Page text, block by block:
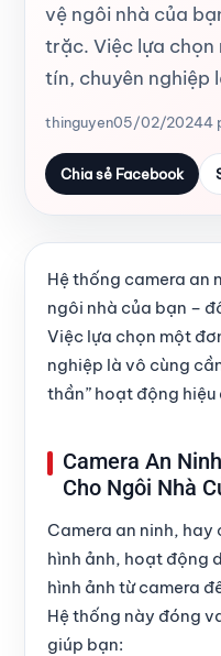
vệ ngôi nhà của
trặc. Việc lựa chọn
tín, chuyên nghiệp
thinguyen05/02/20244
Chia sẻ Facebook
Hệ thống camera an
ngôi nhà của bạn –
Việc lựa chọn một
nghiệp là vô cùng
thần” hoạt động hiệu
Camera An
Cho Ngôi Nhà
Camera an ninh,
hình ảnh, hoạt động
hình ảnh từ camera
Hệ thống này đóng
giúp bạn: